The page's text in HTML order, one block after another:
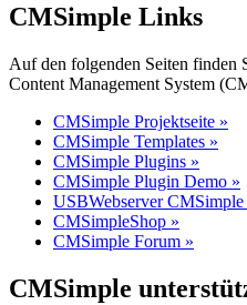
CMSimple Links
Auf den folgenden Seiten finden
Content Management System
CMSimple Projektseite »
CMSimple Templates »
CMSimple Plugins »
CMSimple Plugin Demo »
USBWebserver CMSimple
CMSimpleShop »
CMSimple Forum »
CMSimple